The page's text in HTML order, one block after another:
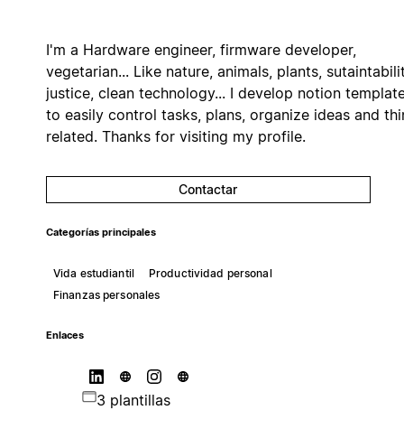
I'm a Hardware engineer, firmware developer,
vegetarian... Like nature, animals, plants,
justice, clean technology... I develop notion
to easily control tasks, plans, organize ideas and
related. Thanks for visiting my profile.
Contactar
Categorías principales
Vida estudiantil
Productividad personal
Finanzas personales
Enlaces
3 plantillas